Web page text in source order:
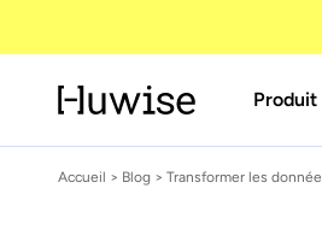
Produit
Accueil > Blog > Transformer les